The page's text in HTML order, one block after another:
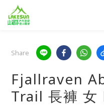
Share
Fjallraven
Trail 長褲 女